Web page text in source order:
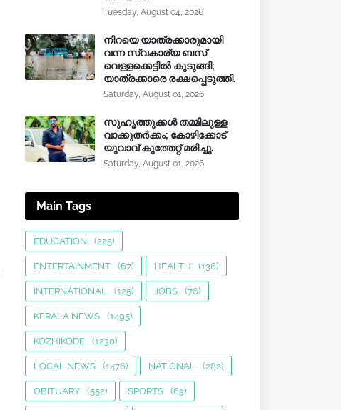
Tuesday, August 04, 2026
നിറയെ യാത്രക്കാരുമായി
വന്ന സ്വകാര്യ ബസ്
വെള്ളക്കെട്ടിൽ കുടുങ്ങി;
യാത്രക്കാരെ രക്ഷപ്പെടുത്തി.
Saturday, August 01, 2026
സുഹൃത്തുക്കൾ തമ്മിലുള്ള
വാക്കുതർക്കം; കോഴിക്കോട്
യുവാവ് കുത്തേറ്റ് മരിച്ചു.
Saturday, August 01, 2026
Main Tags
EDUCATION (225)
ENTERTAINMENT (67) HEALTH (136)
INTERNATIONAL (125) JOBS (76)
KERALA NEWS (1495)
KOZHIKODE (1230)
LOCAL NEWS (1476) NATIONAL (282)
OBITUARY (552) SPORTS (63)